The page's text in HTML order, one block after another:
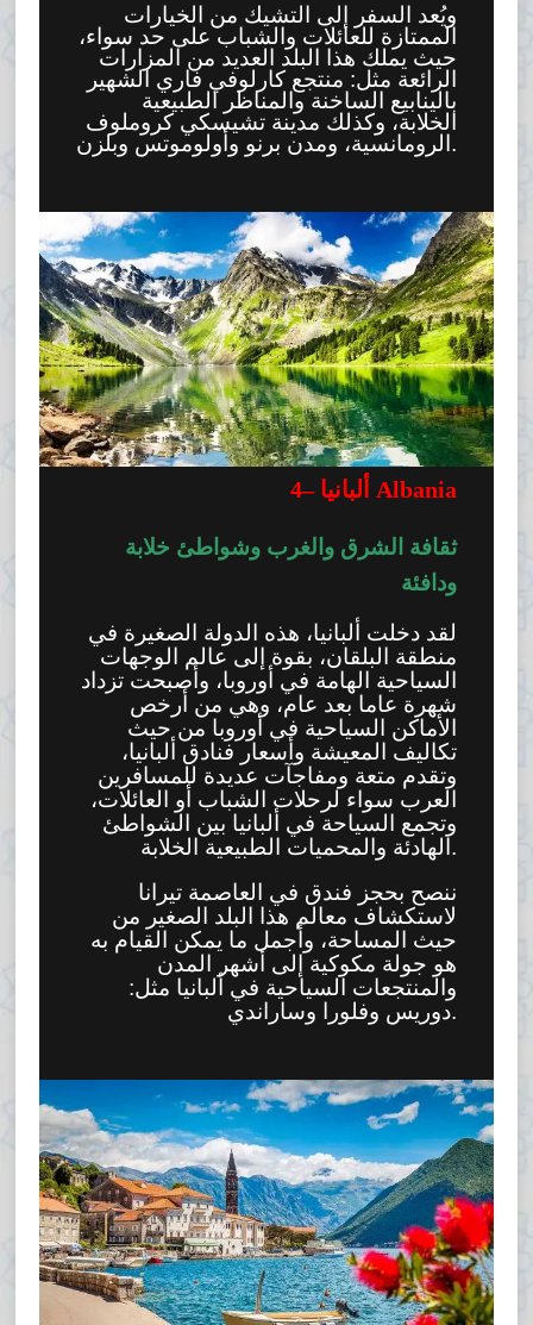
ويُعد السفر إلى التشيك من الخيارات
الممتازة للعائلات والشباب على حد سواء،
حيث يملك هذا البلد العديد من المزارات
الرائعة مثل: منتجع كارلوفي فاري الشهير
بالينابيع الساخنة والمناظر الطبيعية
الخلابة، وكذلك مدينة تشيسكي كروملوف
الرومانسية، ومدن برنو وأولوموتس وبلزن.
4– ألبانيا Albania
ثقافة الشرق والغرب وشواطئ خلابة
ودافئة
لقد دخلت ألبانيا، هذه الدولة الصغيرة في
منطقة البلقان، بقوة إلى عالم الوجهات
السياحية الهامة في أوروبا، وأصبحت تزداد
شهرة عاما بعد عام، وهي من أرخص
الأماكن السياحية في أوروبا من حيث
تكاليف المعيشة وأسعار فنادق ألبانيا،
وتقدم متعة ومفاجآت عديدة للمسافرين
العرب سواء لرحلات الشباب أو العائلات،
وتجمع السياحة في ألبانيا بين الشواطئ
الهادئة والمحميات الطبيعية الخلابة.
ننصح بحجز فندق في العاصمة تيرانا
لاستكشاف معالم هذا البلد الصغير من
حيث المساحة، وأجمل ما يمكن القيام به
هو جولة مكوكية إلى أشهر المدن
والمنتجعات السياحية في ألبانيا مثل:
دوريس وفلورا وساراندي.